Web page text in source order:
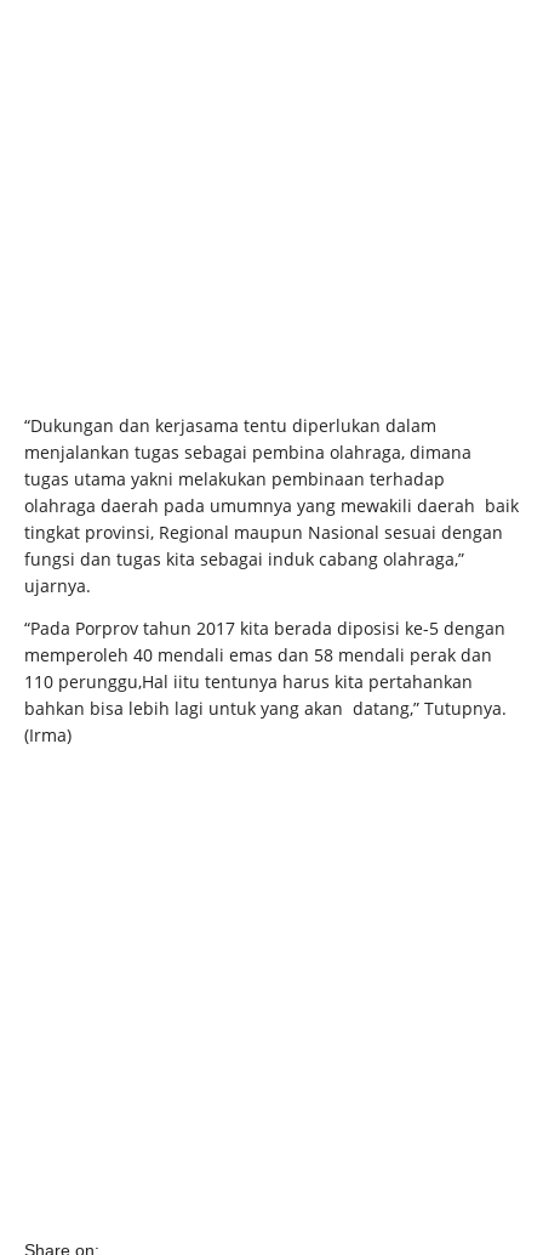
“Dukungan dan kerjasama tentu diperlukan dalam
menjalankan tugas sebagai pembina olahraga, dimana
tugas utama yakni melakukan pembinaan terhadap
olahraga daerah pada umumnya yang mewakili daerah baik
tingkat provinsi, Regional maupun Nasional sesuai dengan
fungsi dan tugas kita sebagai induk cabang olahraga,”
ujarnya.
“Pada Porprov tahun 2017 kita berada diposisi ke-5 dengan
memperoleh 40 mendali emas dan 58 mendali perak dan
110 perunggu,Hal iitu tentunya harus kita pertahankan
bahkan bisa lebih lagi untuk yang akan datang,” Tutupnya.
(Irma)
Share on: